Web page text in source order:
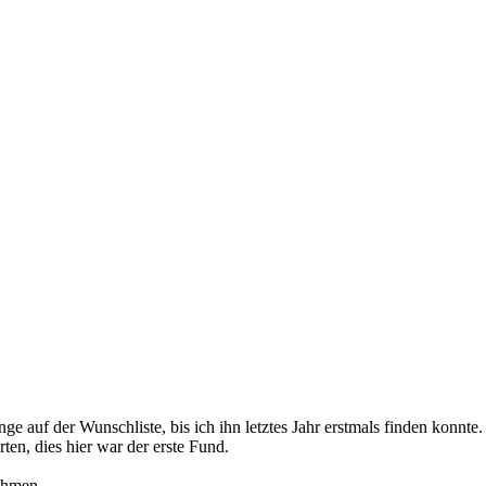
auf der Wunschliste, bis ich ihn letztes Jahr erstmals finden konnte.
dies hier war der erste Fund.